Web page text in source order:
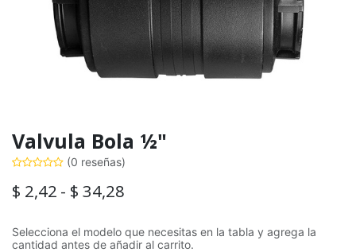
Valvula Bola ½"
(0 reseñas)
$ 2,42 - $ 34,28
Selecciona el modelo que necesitas en la tabla y agrega la
cantidad antes de añadir al carrito.